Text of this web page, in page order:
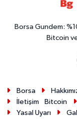
Borsa Gundem:
Bitcoin
Borsa
İletişim
Bitcoin
Yasal Uyarı